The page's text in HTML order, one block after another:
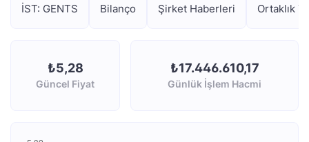
İST: GENTS Bilanço Şirket Haberleri Ortaklık
₺5,28
Güncel Fiyat
₺17.446.610,17
Günlük İşlem Hacmi